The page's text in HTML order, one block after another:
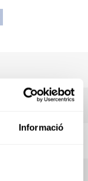
Informació